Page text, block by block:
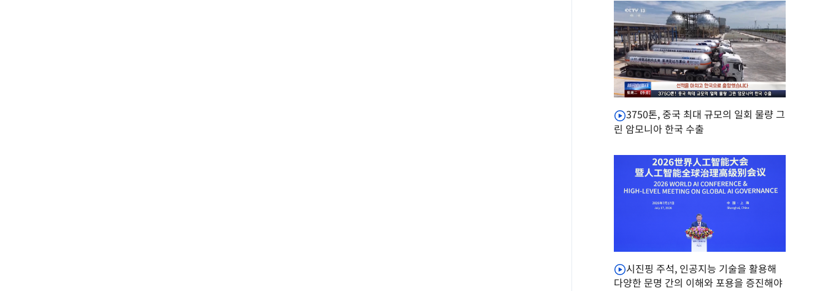
3750톤, 중국 최대 규모의 일회 물량 그
린 암모니아 한국 수출
시진핑 주석, 인공지능 기술을 활용해
다양한 문명 간의 이해와 포용을 증진해야